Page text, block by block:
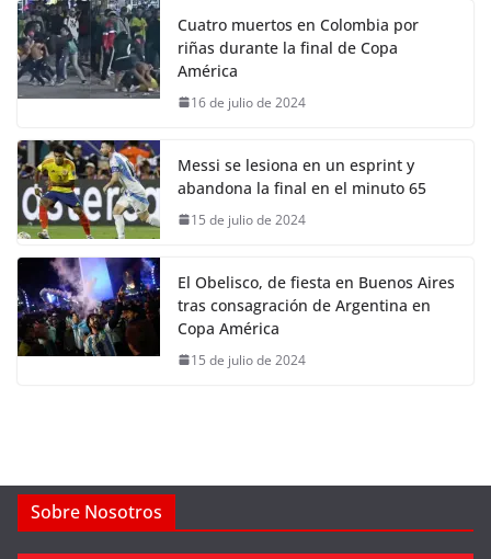
Cuatro muertos en Colombia por
riñas durante la final de Copa
América
16 de julio de 2024
Messi se lesiona en un esprint y
abandona la final en el minuto 65
15 de julio de 2024
El Obelisco, de fiesta en Buenos Aires
tras consagración de Argentina en
Copa América
15 de julio de 2024
Sobre Nosotros